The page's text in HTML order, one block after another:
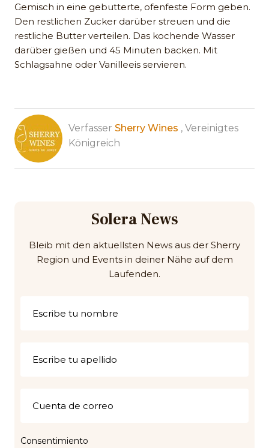
Gemisch in eine gebutterte, ofenfeste Form geben.
Den restlichen Zucker darüber streuen und die
restliche Butter verteilen. Das kochende Wasser
darüber gießen und 45 Minuten backen. Mit
Schlagsahne oder Vanilleeis servieren.
Verfasser Sherry Wines , Vereinigtes
Königreich
Solera News
Bleib mit den aktuellsten News aus der Sherry
Region und Events in deiner Nähe auf dem
Laufenden.
Consentimiento